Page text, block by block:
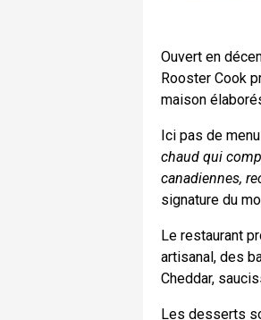
Ouvert en
Rooster Cook
maison
Ici pas de
chaud qui
canadiennes,
signature du
Le restaurant
artisanal, des
Cheddar,
Les desserts